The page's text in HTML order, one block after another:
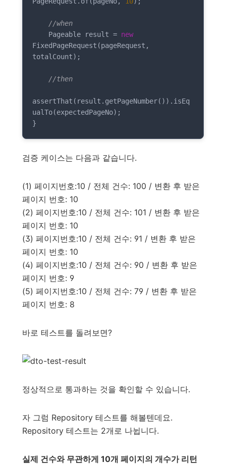
//when
    Pageable result =
new
FixedPageRequest(pageRequest,
totalCount);
//then
assertThat(result.getPageNumber()).isEq
ualTo(expectedPageNo);
}
검증 케이스는 다음과 같습니다.
(1) 페이지번호:10 / 전체 건수: 100 / 변환 후 받은
페이지 번호: 10
(2) 페이지번호:10 / 전체 건수: 101 / 변환 후 받은
페이지 번호: 10
(3) 페이지번호:10 / 전체 건수: 91 / 변환 후 받은
페이지 번호: 10
(4) 페이지번호:10 / 전체 건수: 90 / 변환 후 받은
페이지 번호: 9
(5) 페이지번호:10 / 전체 건수: 79 / 변환 후 받은
페이지 번호: 8
바로 테스트를 돌려보면?
정상적으로 통과하는 것을 확인할 수 있습니다.
자 그럼 Repository 테스트를 해볼텐데요.
Repository 테스트는 2개로 나뉩니다.
실제 건수와 무관하게 10개 페이지의 개수가 리턴